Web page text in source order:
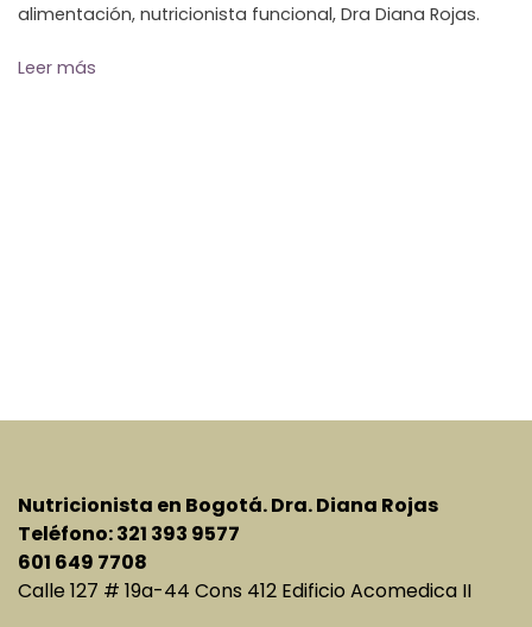
alimentación, nutricionista funcional, Dra Diana Rojas.
Leer más
Nutricionista en Bogotá. Dra. Diana Rojas
Teléfono: 321 393 9577
601 649 7708
Calle 127 # 19a-44 Cons 412 Edificio Acomedica II